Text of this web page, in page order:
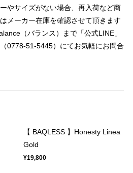
やサイズがない場合、再入荷など商
メーカー在庫を確認させて頂きます
（バランス）まで「公式LINE」
0778-51-5445）にてお気軽にお問合
【 BAQLESS 】Honesty Linea
Gold
¥19,800